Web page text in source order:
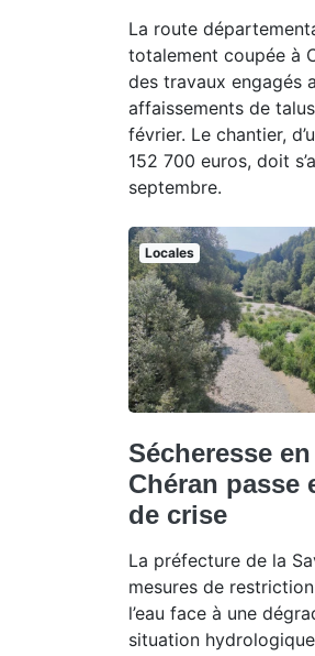
La route
totalement coupée à
des travaux engagés
affaissements de
février. Le chantier,
152 700 euros, doit
septembre.
Locales
Sécheresse
Chéran passe
de crise
La préfecture de la
mesures de
l’eau face à une
situation